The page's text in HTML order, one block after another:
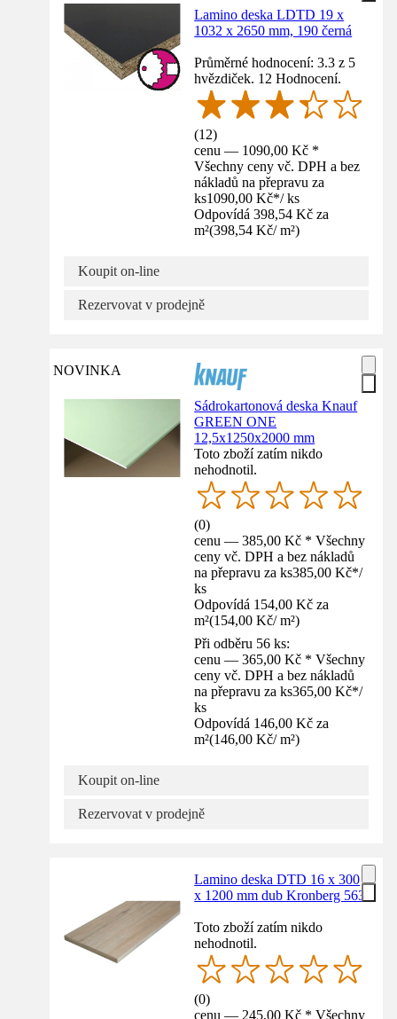
Lamino deska LDTD 19 x
1032 x 2650 mm, 190 černá
Průměrné hodnocení: 3.3 z 5
hvězdiček. 12 Hodnocení.
(12)
cenu — 1090,00 Kč *
Všechny ceny vč. DPH a bez
nákladů na přepravu za
ks1090,00 Kč*/ ks
Odpovídá 398,54 Kč za
m²(398,54 Kč/ m²)
Koupit on-line
Rezervovat v prodejně
NOVINKA
Sádrokartonová deska Knauf
GREEN ONE
12,5x1250x2000 mm
Toto zboží zatím nikdo
nehodnotil.
(0)
cenu — 385,00 Kč * Všechny
ceny vč. DPH a bez nákladů
na přepravu za ks385,00 Kč*/
ks
Odpovídá 154,00 Kč za
m²(154,00 Kč/ m²)
Při odběru 56 ks:
cenu — 365,00 Kč * Všechny
ceny vč. DPH a bez nákladů
na přepravu za ks365,00 Kč*/
ks
Odpovídá 146,00 Kč za
m²(146,00 Kč/ m²)
Koupit on-line
Rezervovat v prodejně
Lamino deska DTD 16 x 300
x 1200 mm dub Kronberg 563
Toto zboží zatím nikdo
nehodnotil.
(0)
cenu — 245,00 Kč * Všechny